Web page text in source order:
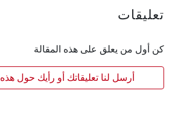
تعليقات
كن أول من يعلق على هذه المقالة
أرسل لنا تعليقاتك أو رأيك حول هذه